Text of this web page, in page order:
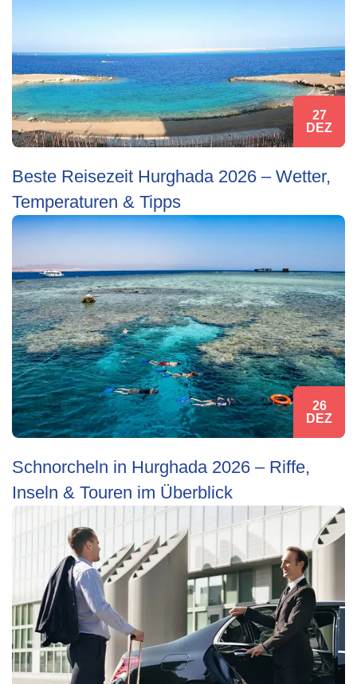
27
DEZ
Beste Reisezeit Hurghada 2026 – Wetter,
Temperaturen & Tipps
26
DEZ
Schnorcheln in Hurghada 2026 – Riffe,
Inseln & Touren im Überblick